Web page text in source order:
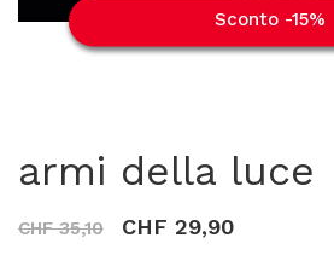
Sconto -15%
armi della luce
CHF 35,10 CHF 29,90